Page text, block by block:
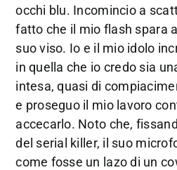
occhi blu. Incomincio a
fatto che il mio flash spara
suo viso. Io e il mio idolo
in quella che io credo sia
intesa, quasi di
e proseguo il mio lavoro
accecarlo. Noto che,
del serial killer, il suo
come fosse un lazo di un